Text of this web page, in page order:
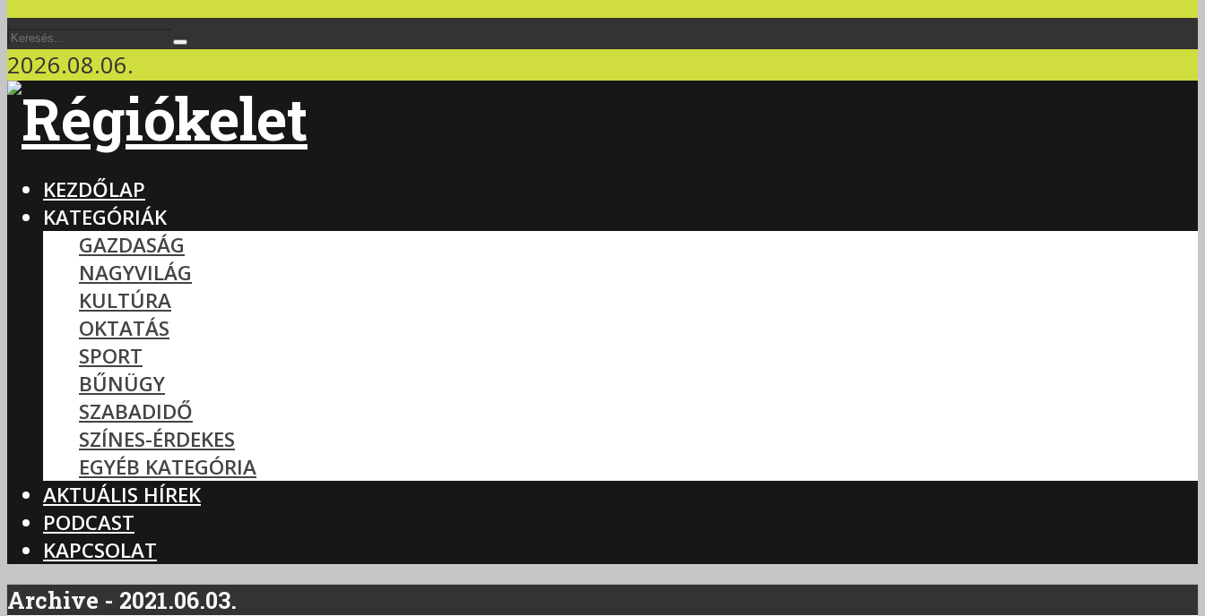
2026.08.06.
KEZDŐLAP
KATEGÓRIÁK
GAZDASÁG
NAGYVILÁG
KULTÚRA
OKTATÁS
SPORT
BŰNÜGY
SZABADIDŐ
SZÍNES-ÉRDEKES
EGYÉB KATEGÓRIA
AKTUÁLIS HÍREK
PODCAST
KAPCSOLAT
Archive - 2021.06.03.